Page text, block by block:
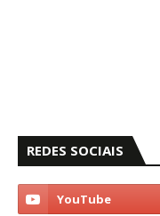
REDES SOCIAIS